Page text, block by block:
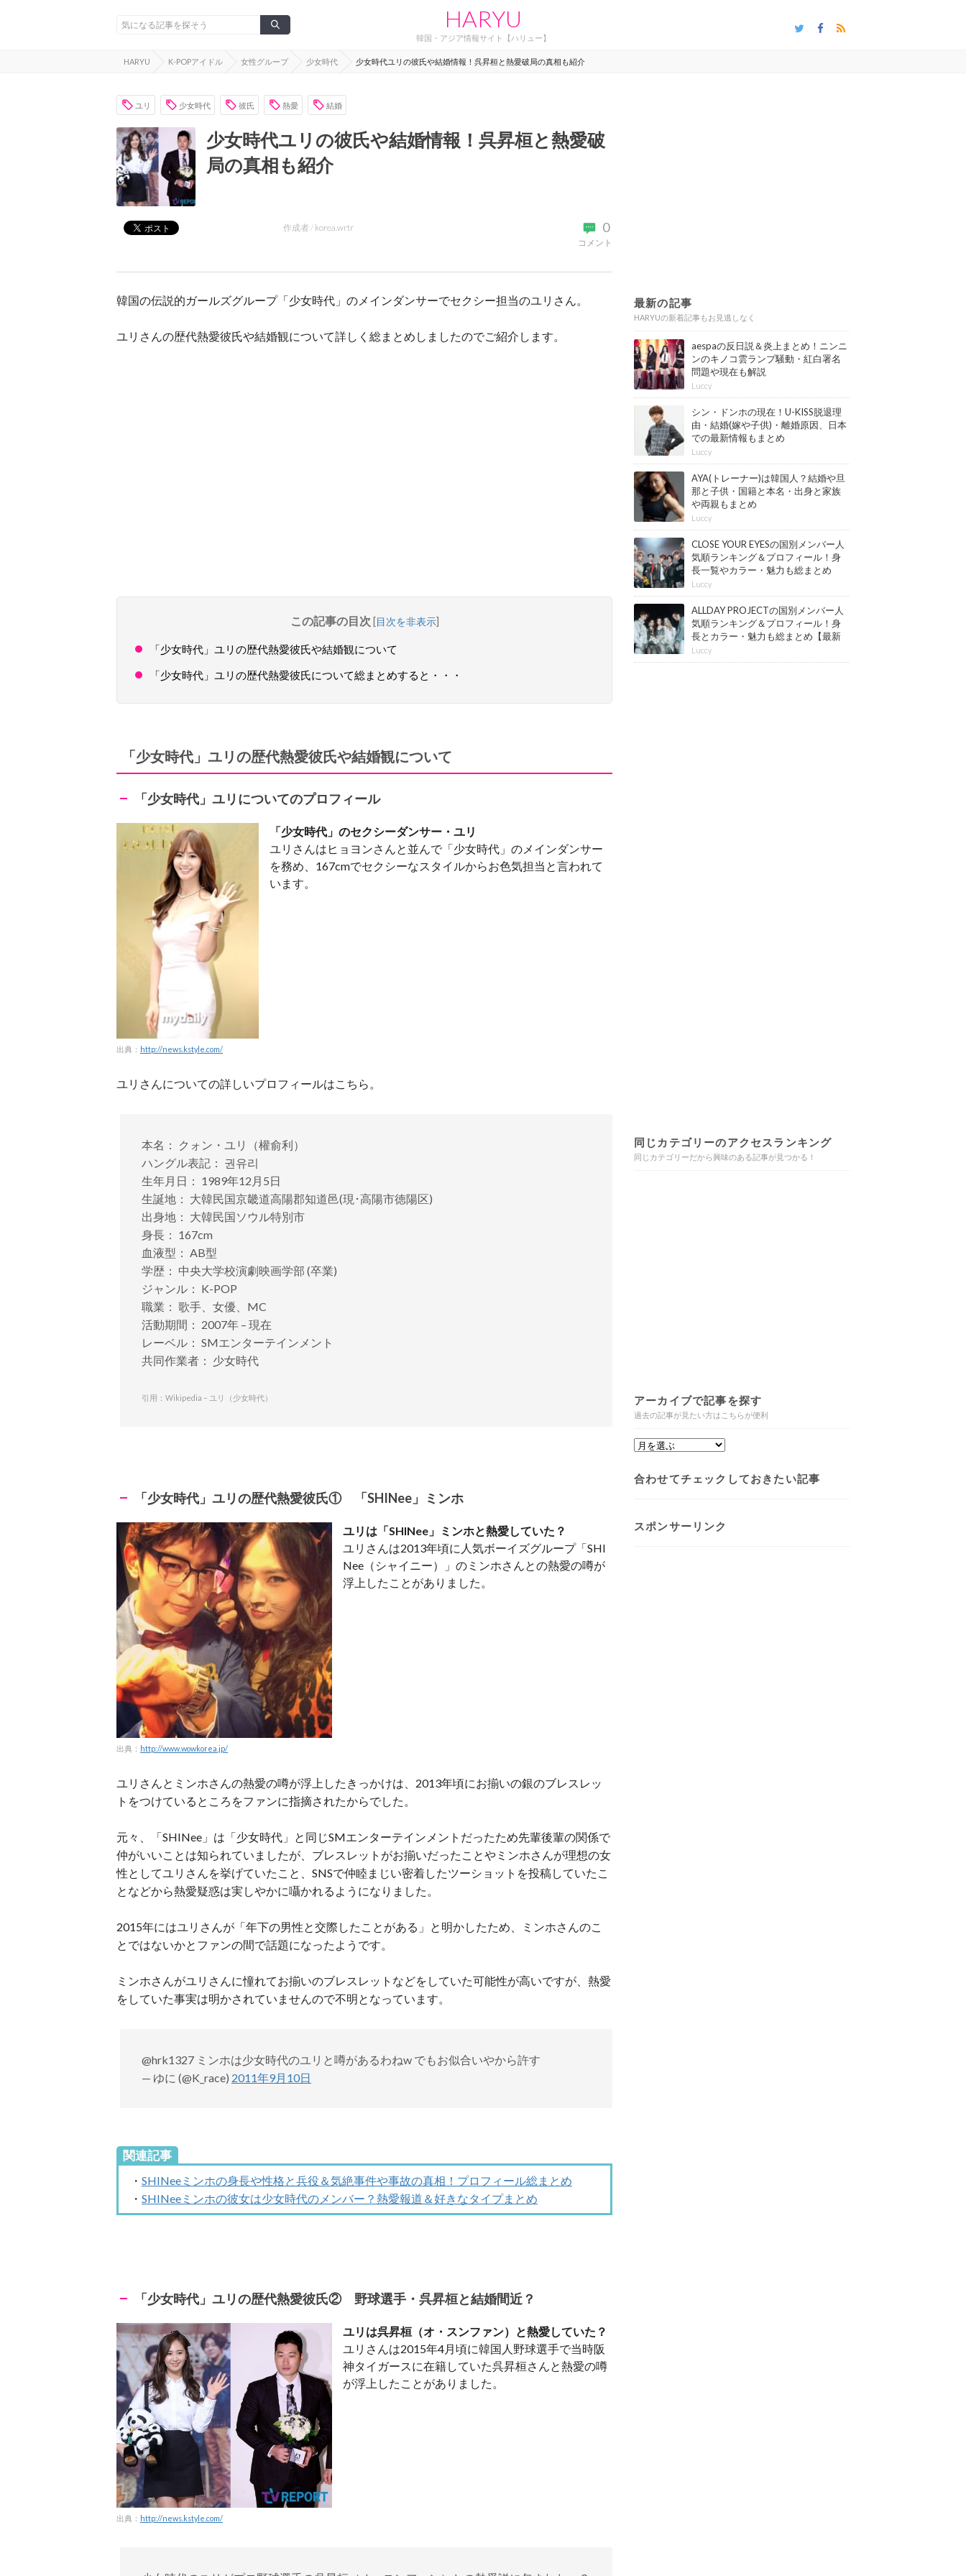
HARYU
韓国・アジア情報サイト【ハリュー】
HARYU K-POPアイドル 女性グループ 少女時代 少女時代ユリの彼氏や結婚情報！呉昇桓と熱愛破局の真相も紹介
ユリ 少女時代 彼氏 熱愛 結婚
少女時代ユリの彼氏や結婚情報！呉昇桓と熱愛破
局の真相も紹介
0
コメント
作成者 / korea.wrtr
韓国の伝説的ガールズグループ「少女時代」のメインダンサーでセクシー担当のユリさん。
ユリさんの歴代熱愛彼氏や結婚観について詳しく総まとめしましたのでご紹介します。
この記事の目次 [目次を非表示]
「少女時代」ユリの歴代熱愛彼氏や結婚観について
「少女時代」ユリの歴代熱愛彼氏について総まとめすると・・・
「少女時代」ユリの歴代熱愛彼氏や結婚観について
「少女時代」ユリについてのプロフィール
出典： http://news.kstyle.com/
「少女時代」のセクシーダンサー・ ユリ
ユリさんはヒョヨンさんと並んで「少女時代」のメインダンサー
を務め、167cmでセクシーなスタイルからお色気担当と言われて
います。
ユリさんについての詳しいプロフィールはこちら。
本名： クォン・ユリ（權俞利）
ハングル表記： 권유리
生年月日： 1989年12月5日
生誕地： 大韓民国京畿道高陽郡知道邑(現･高陽市徳陽区)
出身地： 大韓民国ソウル特別市
身長： 167cm
血液型： AB型
学歴： 中央大学校演劇映画学部 (卒業)
ジャンル： K-POP
職業： 歌手、女優、MC
活動期間： 2007年 – 現在
レーベル： SMエンターテインメント
共同作業者： 少女時代
引用：Wikipedia – ユリ（少女時代）
「少女時代」ユリの歴代熱愛彼氏① 「SHINee」ミンホ
出典： http://www.wowkorea.jp/
ユリは「SHINee」ミンホと熱愛していた？
ユリさんは2013年頃に人気ボーイズグループ「SHI
Nee（シャイニー）」のミンホさんとの熱愛の噂が
浮上したことがありました。
ユリさんとミンホさんの熱愛の噂が浮上したきっかけは、2013年頃にお揃いの銀のブレスレッ
トをつけているところをファンに指摘されたからでした。
元々、「SHINee」は「少女時代」と同じSMエンターテインメントだったため先輩後輩の関係で
仲がいいことは知られていましたが、ブレスレットがお揃いだったことやミンホさんが理想の女
性としてユリさんを挙げていたこと、SNSで仲睦まじい密着したツーショットを投稿していたこ
となどから熱愛疑惑は実しやかに囁かれるようになりました。
2015年にはユリさんが「年下の男性と交際したことがある」と明かしたため、ミンホさんのこ
とではないかとファンの間で話題になったようです。
ミンホさんがユリさんに憧れてお揃いのブレスレットなどをしていた可能性が高いですが、熱愛
をしていた事実は明かされていませんので不明となっています。
@hrk1327 ミンホは少女時代のユリと噂があるわねw でもお似合いやから許す
— ゆに (@K_race) 2011年9月10日
関連記事
・ SHINeeミンホの身長や性格と兵役＆気絶事件や事故の真相！プロフィール総まとめ
・ SHINeeミンホの彼女は少女時代のメンバー？熱愛報道＆好きなタイプまとめ
「少女時代」ユリの歴代熱愛彼氏② 野球選手・呉昇桓と結婚間近？
出典： http://news.kstyle.com/
ユリは呉昇桓（オ・スンファン）と熱愛していた？
ユリさんは2015年4月頃に韓国人野球選手で当時阪
神タイガースに在籍していた呉昇桓さんと熱愛の噂
が浮上したことがありました。
最新の記事
HARYUの新着記事もお見逃しなく
aespaの反日説＆炎上まとめ！ニンニ
ンのキノコ雲ランプ騒動・紅白署名
問題や現在も解説
Luccy
シン・ドンホの現在！U-KISS脱退理
由・結婚(嫁や子供)・離婚原因、日本
での最新情報もまとめ
Luccy
AYA(トレーナー)は韓国人？結婚や旦
那と子供・国籍と本名・出身と家族
や両親もまとめ
Luccy
CLOSE YOUR EYESの国別メンバー人
気順ランキング＆プロフィール！身
長一覧やカラー・魅力も総まとめ
【最新版】
Luccy
ALLDAY PROJECTの国別メンバー人
気順ランキング＆プロフィール！身
長とカラー・魅力も総まとめ【最新
版】
Luccy
同じカテゴリーのアクセスランキング
同じカテゴリーだから興味のある記事が見つかる！
アーカイブで記事を探す
過去の記事が見たい方はこちらが便利
合わせてチェックしておきたい記事
スポンサーリンク